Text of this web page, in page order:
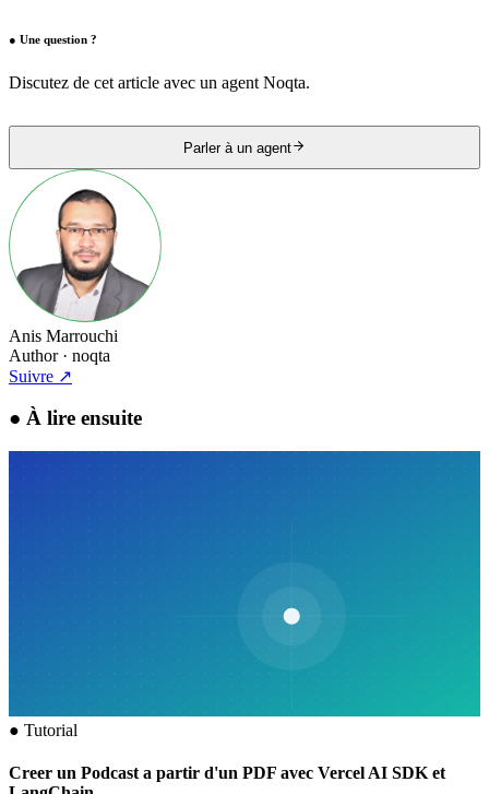
● Une question ?
Discutez de cet article avec un agent Noqta.
Parler à un agent
Anis Marrouchi
Author· noqta
Suivre ↗
● À lire ensuite
● Tutorial
Creer un Podcast a partir d'un PDF avec Vercel AI SDK et